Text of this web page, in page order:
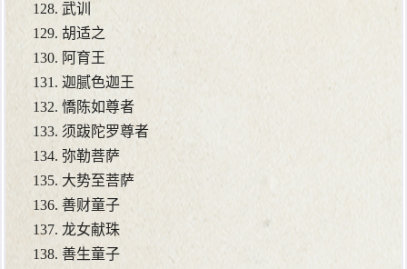
128. 武训
129. 胡适之
130. 阿育王
131. 迦腻色迦王
132. 憍陈如尊者
133. 须跋陀罗尊者
134. 弥勒菩萨
135. 大势至菩萨
136. 善财童子
137. 龙女献珠
138. 善生童子